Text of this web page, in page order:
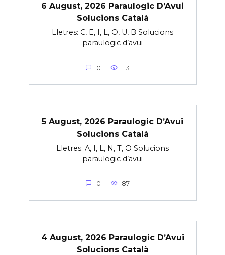
6 August, 2026 Paraulogic D’Avui
Solucions Català
Lletres: C, E, I, L, O, U, B Solucions
paraulogic d’avui
0 113
5 August, 2026 Paraulogic D’Avui
Solucions Català
Lletres: A, I, L, N, T, O Solucions
paraulogic d’avui
0 87
4 August, 2026 Paraulogic D’Avui
Solucions Català